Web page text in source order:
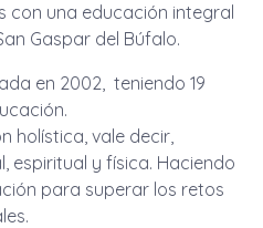
con una educación integral
Gaspar del Búfalo.
en 2002, teniendo 19
holística, vale decir,
espiritual y física. Haciendo
para superar los retos